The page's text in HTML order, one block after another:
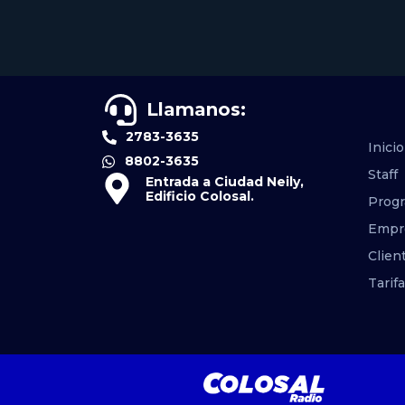
Llamanos:
2783-3635
8802-3635
Entrada a Ciudad Neily,
Edificio Colosal.
Inicio
Staff